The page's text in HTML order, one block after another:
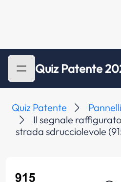
Quiz Patente
Quiz Patente
Il segnale
strada sdrucciolevole